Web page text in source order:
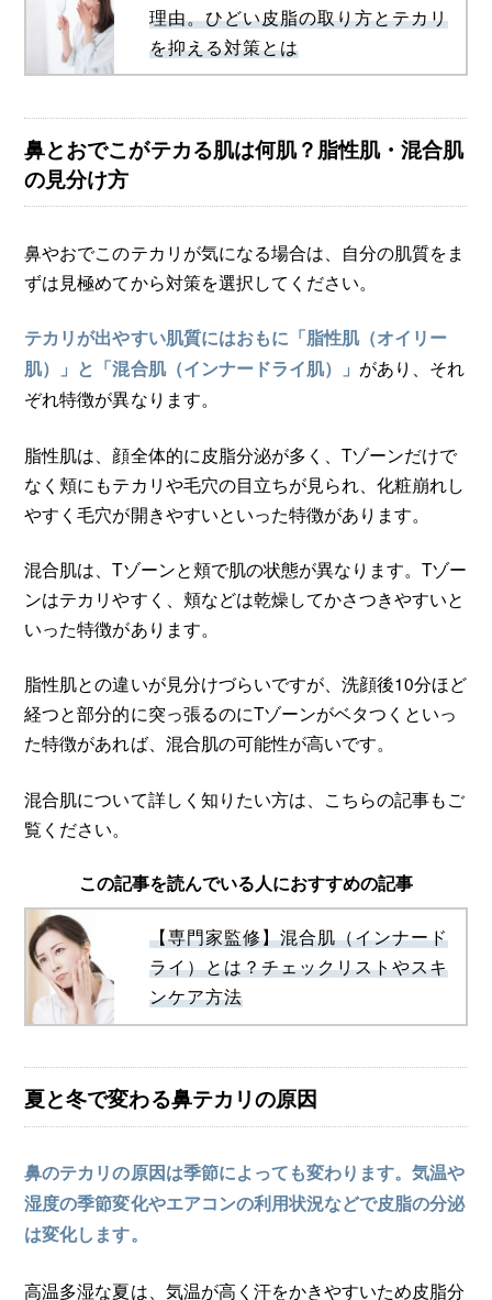
理由。ひどい皮脂の取り方とテカリ
を抑える対策とは
鼻とおでこがテカる肌は何肌？脂性肌・混合肌
の見分け方
鼻やおでこのテカリが気になる場合は、自分の肌質をま
ずは見極めてから対策を選択してください。
テカリが出やすい肌質にはおもに「脂性肌（オイリー
肌）」と「混合肌（インナードライ肌）」 があり、それ
ぞれ特徴が異なります。
脂性肌は、顔全体的に皮脂分泌が多く、Tゾーンだけで
なく頬にもテカリや毛穴の目立ちが見られ、化粧崩れし
やすく毛穴が開きやすいといった特徴があります。
混合肌は、Tゾーンと頬で肌の状態が異なります。Tゾー
ンはテカリやすく、頬などは乾燥してかさつきやすいと
いった特徴があります。
脂性肌との違いが見分けづらいですが、洗顔後10分ほど
経つと部分的に突っ張るのにTゾーンがベタつくといっ
た特徴があれば、混合肌の可能性が高いです。
混合肌について詳しく知りたい方は、こちらの記事もご
覧ください。
この記事を読んでいる人におすすめの記事
【専門家監修】混合肌（インナード
ライ）とは？チェックリストやスキ
ンケア方法
夏と冬で変わる鼻テカリの原因
鼻のテカリの原因は季節によっても変わります。気温や
湿度の季節変化やエアコンの利用状況などで皮脂の分泌
は変化します。
高温多湿な夏は、気温が高く汗をかきやすいため皮脂分